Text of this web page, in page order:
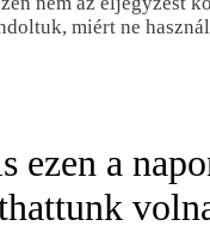
miért ne
ezen a